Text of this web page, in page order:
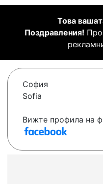
Това
Поздравления!
София
Sofia
Вижте профила на